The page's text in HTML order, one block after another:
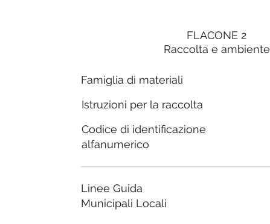
FLACONE 2
Raccolta e ambiente
Famiglia di materiali
Istruzioni per la raccolta
Codice di identificazione
alfanumerico
Linee Guida
Municipali Locali